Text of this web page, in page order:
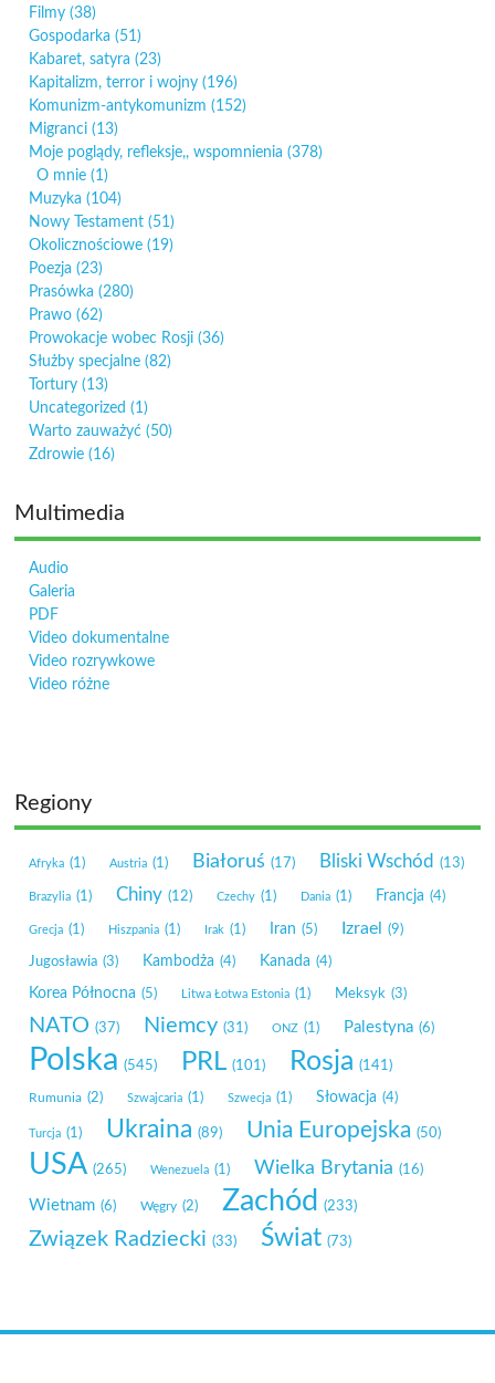
Filmy (38)
Gospodarka (51)
Kabaret, satyra (23)
Kapitalizm, terror i wojny (196)
Komunizm-antykomunizm (152)
Migranci (13)
Moje poglądy, refleksje,, wspomnienia (378)
O mnie (1)
Muzyka (104)
Nowy Testament (51)
Okolicznościowe (19)
Poezja (23)
Prasówka (280)
Prawo (62)
Prowokacje wobec Rosji (36)
Służby specjalne (82)
Tortury (13)
Uncategorized (1)
Warto zauważyć (50)
Zdrowie (16)
Multimedia
Audio
Galeria
PDF
Video dokumentalne
Video rozrywkowe
Video różne
Regiony
Afryka (1) Austria (1) Białoruś (17) Bliski Wschód (13)
Brazylia (1) Chiny (12) Czechy (1) Dania (1) Francja (4)
Grecja (1) Hiszpania (1) Irak (1) Iran (5) Izrael (9)
Jugosławia (3) Kambodża (4) Kanada (4)
Korea Północna (5) Litwa Łotwa Estonia (1) Meksyk (3)
NATO (37) Niemcy (31) ONZ (1) Palestyna (6)
Polska (545) PRL (101) Rosja (141)
Rumunia (2) Szwajcaria (1) Szwecja (1) Słowacja (4)
Turcja (1) Ukraina (89) Unia Europejska (50)
USA (265) Wenezuela (1) Wielka Brytania (16)
Wietnam (6) Węgry (2) Zachód (233)
Związek Radziecki (33) Świat (73)